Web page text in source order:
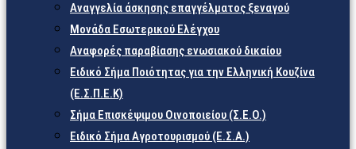
Αναγγελία άσκησης επαγγέλματος ξεναγού
Μονάδα Εσωτερικού Ελέγχου
Αναφορές παραβίασης ενωσιακού δικαίου
Ειδικό Σήμα Ποιότητας για την Ελληνική Κουζίνα
(Ε.Σ.Π.Ε.Κ)
Σήμα Επισκέψιμου Οινοποιείου (Σ.Ε.Ο.)
Ειδικό Σήμα Αγροτουρισμού (Ε.Σ.Α.)